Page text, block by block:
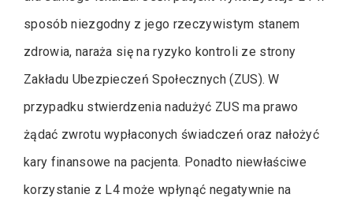
sposób niezgodny z jego rzeczywistym stanem
zdrowia, naraża się na ryzyko kontroli ze strony
Zakładu Ubezpieczeń Społecznych (ZUS). W
przypadku stwierdzenia nadużyć ZUS ma prawo
żądać zwrotu wypłaconych świadczeń oraz nałożyć
kary finansowe na pacjenta. Ponadto niewłaściwe
korzystanie z L4 może wpłynąć negatywnie na